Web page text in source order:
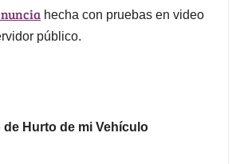
hecha con pruebas en video
público.
de Hurto de mi Vehículo